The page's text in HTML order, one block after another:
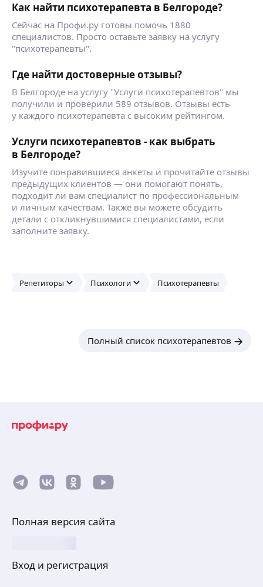
Как найти психотерапевта в Белгороде?
Сейчас на Профи.ру готовы помочь 1880
специалистов. Просто оставьте заявку на услугу
"психотерапевты".
Где найти достоверные отзывы?
В Белгороде на услугу "Услуги психотерапевтов" мы
получили и проверили 589 отзывов. Отзывы есть
у каждого психотерапевта с высоким рейтингом.
Услуги психотерапевтов - как выбрать
в Белгороде?
Изучите понравившиеся анкеты и прочитайте отзывы
предыдущих клиентов — они помогают понять,
подходит ли вам специалист по профессиональным
и личным качествам. Также вы можете обсудить
детали с откликнувшимися специалистами, если
заполните заявку.
Репетиторы Психологи Психотерапевты
Полный список психотерапевтов
Полная версия сайта
Вход и регистрация